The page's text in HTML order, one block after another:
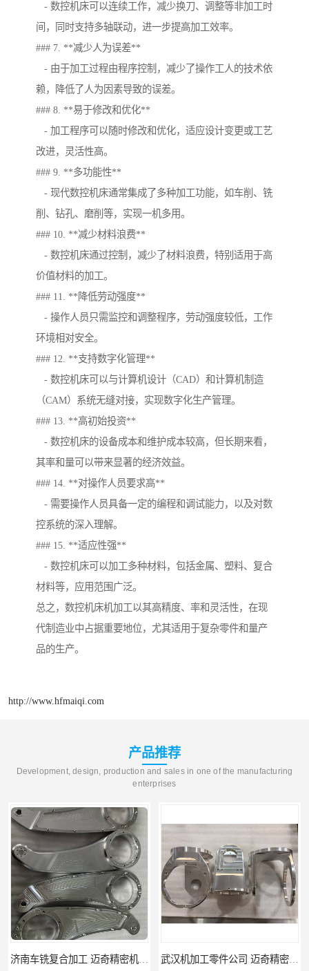
- 数控机床可以连续工作，减少换刀、调整等非加工时
间，同时支持多轴联动，进一步提高加工效率。
### 7. **减少人为误差**
- 由于加工过程由程序控制，减少了操作工人的技术依
赖，降低了人为因素导致的误差。
### 8. **易于修改和优化**
- 加工程序可以随时修改和优化，适应设计变更或工艺
改进，灵活性高。
### 9. **多功能性**
- 现代数控机床通常集成了多种加工功能，如车削、铣
削、钻孔、磨削等，实现一机多用。
### 10. **减少材料浪费**
- 数控机床通过控制，减少了材料浪费，特别适用于高
价值材料的加工。
### 11. **降低劳动强度**
- 操作人员只需监控和调整程序，劳动强度较低，工作
环境相对安全。
### 12. **支持数字化管理**
- 数控机床可以与计算机设计（CAD）和计算机制造
（CAM）系统无缝对接，实现数字化生产管理。
### 13. **高初始投资**
- 数控机床的设备成本和维护成本较高，但长期来看，
其率和量可以带来显著的经济效益。
### 14. **对操作人员要求高**
- 需要操作人员具备一定的编程和调试能力，以及对数
控系统的深入理解。
### 15. **适应性强**
- 数控机床可以加工多种材料，包括金属、塑料、复合
材料等，应用范围广泛。
总之，数控机床机加工以其高精度、率和灵活性，在现
代制造业中占据重要地位，尤其适用于复杂零件和量产
品的生产。
http://www.hfmaiqi.com
产品推荐
Development, design, production and sales in one of the manufacturing
enterprises